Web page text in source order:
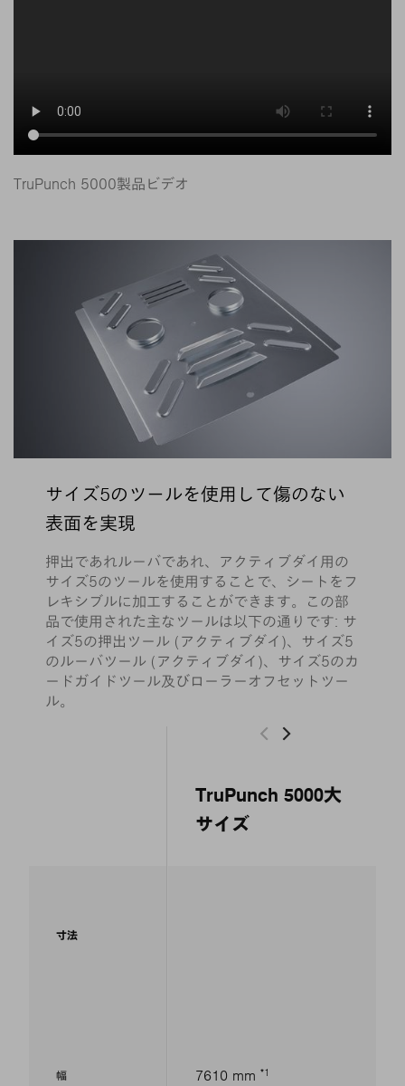
TruPunch 5000製品ビデオ
サイズ5のツールを使用して傷のない
表面を実現
押出であれルーバであれ、アクティブダイ用の
サイズ5のツールを使用することで、シートをフ
レキシブルに加工することができます。この部
品で使用された主なツールは以下の通りです: サ
イズ5の押出ツール (アクティブダイ)、サイズ5
のルーバツール (アクティブダイ)、サイズ5のカ
ードガイドツール及びローラーオフセットツー
ル。
寸法
幅
TruPunch 5000大
サイズ
7610 mm 1